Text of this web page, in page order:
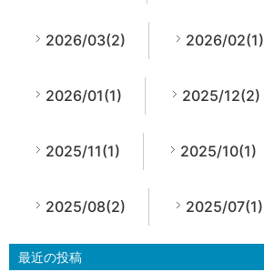
2026/03(2) 2026/02(1)
2026/01(1) 2025/12(2)
2025/11(1) 2025/10(1)
2025/08(2) 2025/07(1)
最近の投稿